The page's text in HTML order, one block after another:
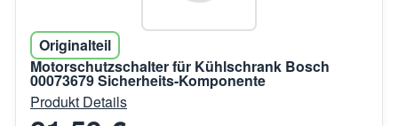
Originalteil
Motorschutzschalter für Kühlschrank Bosch
00073679 Sicherheits-Komponente
Produkt Details